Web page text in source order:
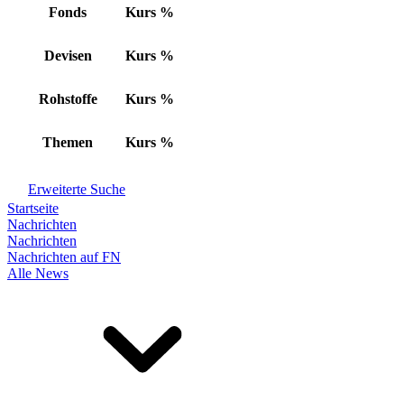
Fonds Kurs %
Devisen Kurs %
Rohstoffe Kurs %
Themen Kurs %
Erweiterte Suche
Startseite
Nachrichten
Nachrichten
Nachrichten auf FN
Alle News